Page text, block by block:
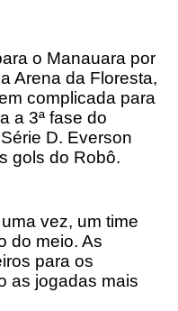
o Manauara por
Arena da Floresta,
complicada para
a 3ª fase do
D. Everson
gols do Robô.
vez, um time
do meio. As
para os
as jogadas mais